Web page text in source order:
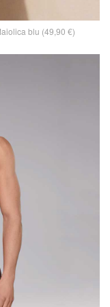
blu (49,90 €)